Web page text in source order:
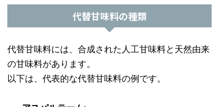
代替甘味料の種類
代替甘味料には、合成された人工甘味料と天然由来
の甘味料があります。
以下は、代表的な代替甘味料の例です。